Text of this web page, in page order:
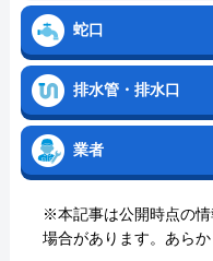
蛇口
排水管・排水口
業者
※本記事は公開時点の
場合があります。あらか